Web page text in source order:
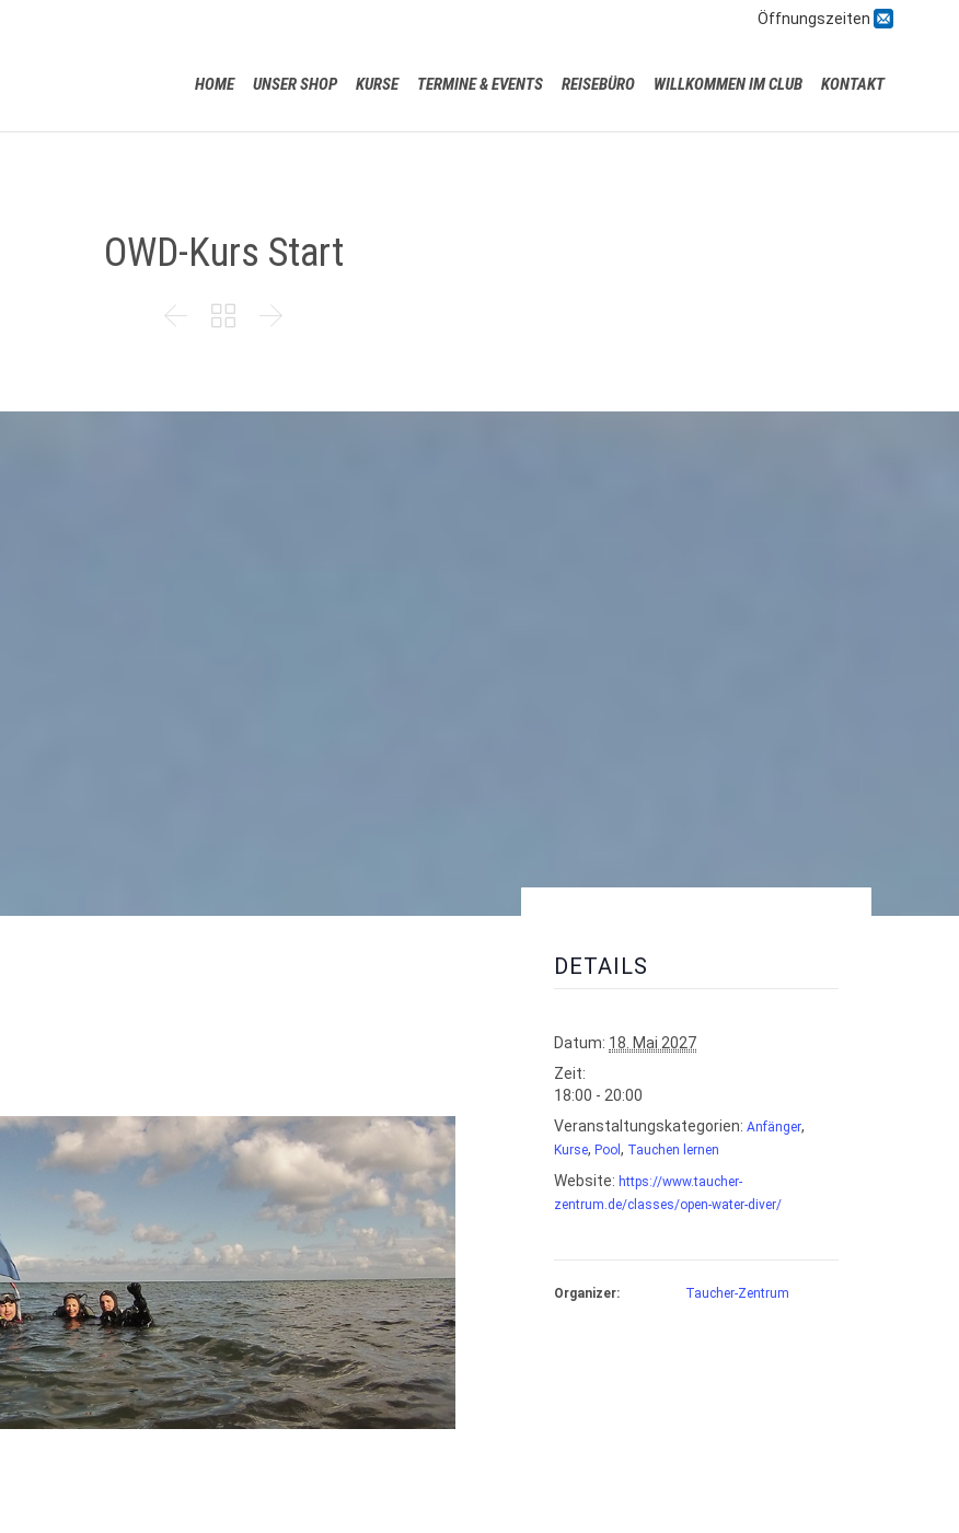
Öffnungszeiten 
HOME UNSER SHOP KURSE TERMINE & EVENTS REISEBÜRO WILLKOMMEN IM CLUB KONTAKT
OWD-Kurs Start
  
DETAILS
Datum: 18. Mai 2027
Zeit:
18:00 - 20:00
Veranstaltungskategorien: Anfänger,
Kurse, Pool , Tauchen lernen
Website: https://www.taucher-
zentrum.de/classes/open-water-diver/
Organizer: Taucher-Zentrum